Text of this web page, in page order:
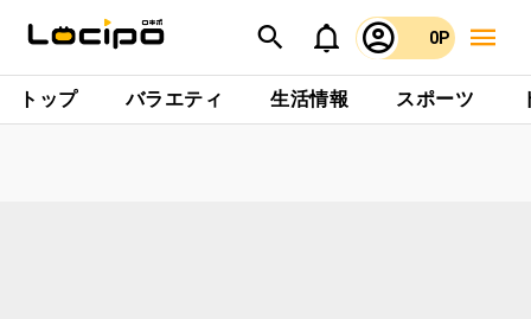
0P
トップ バラエティ 生活情報 スポーツ